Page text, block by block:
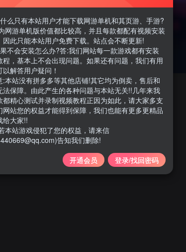
么只有本站用户才能下载网游单机和其页游、手游?
网游单机版价值都比较高，并且每款都配有视频安装
因此只能本站用户免费下载。站点会不断更新!
不会安装怎么办?答:我们网站每一款游戏都有安装
程，基本上不会出现问题。如果还有问题，我们有用
以解答用户疑问！
:本站没有拼多多等其他店铺!其它均为倒卖，售后和
法保障。由此产生的各种问题与本站无关!!几年来我
都精心测试并录制视频教程正因为如此，请大家多支
网站您的权益才能得到保障，我们也能有更多更精品
给大家!!
本站游戏侵犯了您的权益，请来信
告知我们删除!
开通会员 登录/找回密码